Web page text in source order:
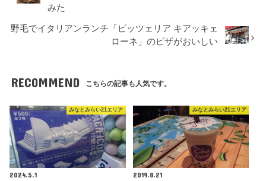
みた
野毛でイタリアンランチ「ピッツェリア キアッキェ
ローネ」のピザがおいしい
RECOMMEND こちらの記事も人気です。
みなとみらい21エリア
2024.5.1
みなとみらい21エリア
2019.8.21